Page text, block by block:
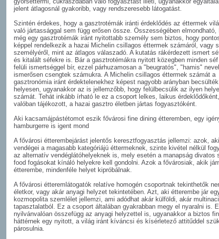
jelent átlagosnál gyakoribb, vagy rendszeresebb látogatást.
Szintén érdekes, hogy a gasztrotémák iránti érdeklődés az éttermek
való jártassággal sem függ erősen össze. Összességében elmondható,
még egy gasztrotémák iránt nyitottabb személy sem biztos, hogy
képpel rendelkezik a hazai Michelin csillagos éttermek számáról, vagy
személyéről, mint az átlagos válaszadó. A kutatás rákérdezett ismert
és kitalált séfekre is. Bár a gasztrotémákra nyitott közegben minden
felüli ismertséggel bír, ezzel párhuzamosan a "beugratós", "hamis"
ismerősen csengtek számukra. A Michelin csillagos éttermek számát a
gasztronómia iránt érdektelenekhez képest nagyobb arányban
helyesen, ugyanakkor az is jellemzőbb, hogy felülbecsülik az ilyen
számát. Tehát inkább írható le ez a csoport lelkes, laikus
valóban tájékozott, a hazai gasztro életben jártas fogyasztóként.
Aki kacsamájpástétomot eszik fővárosi fine dining étteremben, egy
hamburgerre is igent mond
A fővárosi étterembejárást jelentős keresztfogyasztás jellemzi: azok,
vendégei a magasabb kategóriájú éttermeknek, szinte kivétel nélkül
az alternatív vendéglátóhelyeknek is, mely esetén a manapság divatos
food fogásokat kínáló helyekre kell gondolni. Azok a fővárosiak, akik
étterembe, mindenféle helyet kipróbálnak.
A fővárosi étteremlátogatók relatíve homogén csoportnak tekinthetők
életkor, vagy akár anyagi helyzet tekintetében. Azt, aki étterembe jár
kozmopolita szemlélet jellemzi, ami adódhat akár külföldi, akár
tapasztalatból. Ez a csoport általában gyakrabban megy el nyaralni is.
nyilvánvalóan összefügg az anyagi helyzettel is, ugyanakkor a biztos
háttérnek egy nyitott, a világ iránt kíváncsi és kísérletező attitűddel
párosulnia.